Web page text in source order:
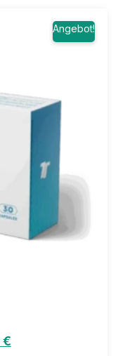
Angebot!
€